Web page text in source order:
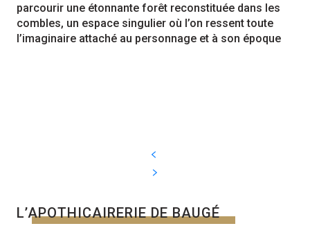
parcourir une étonnante forêt reconstituée dans les
combles, un espace singulier où l’on ressent toute
l’imaginaire attaché au personnage et à son époque
L’APOTHICAIRERIE DE BAUGÉ